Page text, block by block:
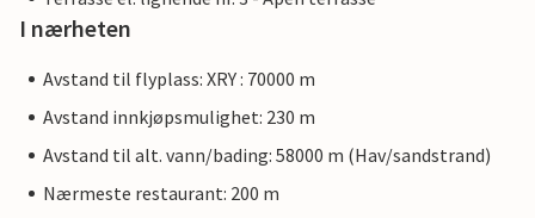
I nærheten
Avstand til flyplass: XRY : 70000 m
Avstand innkjøpsmulighet: 230 m
Avstand til alt. vann/bading: 58000 m (Hav/sandstrand)
Nærmeste restaurant: 200 m